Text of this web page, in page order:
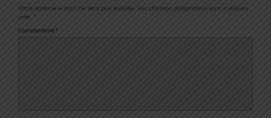
Votre adresse e-mail ne sera pas publiée. Les champs obligatoires sont indiqués
avec *
Commentaire *